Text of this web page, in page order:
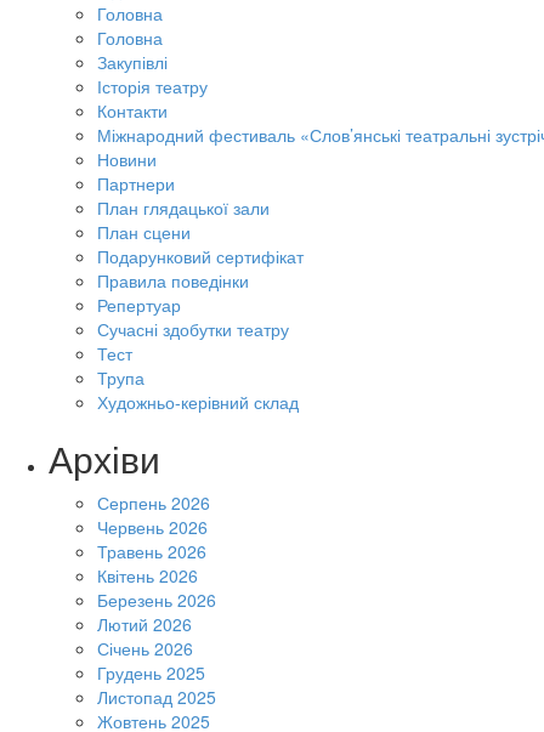
Головна
Головна
Закупівлі
Історія театру
Контакти
Міжнародний фестиваль «Слов’янські театральні
Новини
Партнери
План глядацької зали
План сцени
Подарунковий сертифікат
Правила поведінки
Репертуар
Сучасні здобутки театру
Тест
Трупа
Художньо-керівний склад
Архіви
Серпень 2026
Червень 2026
Травень 2026
Квітень 2026
Березень 2026
Лютий 2026
Січень 2026
Грудень 2025
Листопад 2025
Жовтень 2025